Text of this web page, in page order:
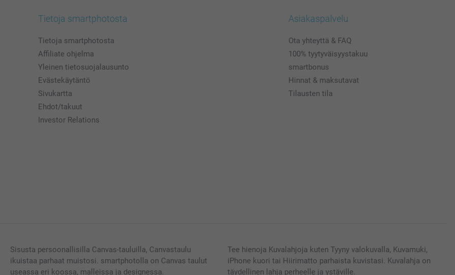
Tietoja smartphotosta
Tietoja smartphotosta
Affiliate ohjelma
Yleinen tietosuojalausunto
Evästekäytäntö
Sivukartta
Ehdot/takuut
Investor Relations
Asiakaspalvelu
Ota yhteyttä & FAQ
100% tyytyväisyystakuu
smartbonus
Hinnat & maksutavat
Tilausten tila
Sisusta persoonallisilla Canvas-tauluilla, Canvastaulu
ikuistaa parhaat muistosi. smartphotolla on Canvas taulut
useassa eri koossa, malleissa ja designessa.
Tee hienoja Kuvalahjoja kuten Tyyny valokuvalla, Kuvamuki,
iPhone kuori tai Hiirimatto parhaista kuvistasi. Kuvalahja on
täydellinen lahja perheelle ja ystäville.